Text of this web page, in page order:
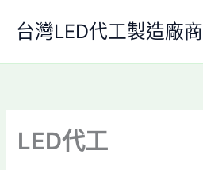
要
台灣LED代工製造廠商
LED代工